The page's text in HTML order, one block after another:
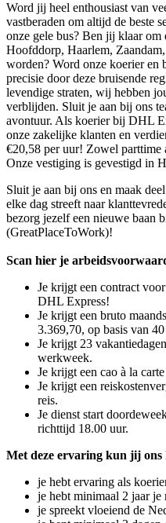
Word jij heel enthousiast van
vastberaden om altijd de beste
onze gele bus? Ben jij klaar
Hoofddorp, Haarlem,
worden? Word onze koerier en
precisie door deze bruisende
levendige straten, wij hebben
verblijden. Sluit je aan bij ons
avontuur. Als koerier bij DHL
onze zakelijke klanten en
€20,58 per uur! Zowel
Onze vestiging is gevestigd in
Sluit je aan bij ons en maak
elke dag streeft naar
bezorg jezelf een nieuwe baan
(GreatPlaceToWork)!
Scan hier je
Je krijgt een contract
DHL Express!
Je krijgt een bruto
3.369,70, op basis van
Je krijgt 23
werkweek.
Je krijgt een cao à la
Je krijgt een
reis.
Je dienst start
richttijd 18.00 uur.
Met deze ervaring kun jij ons
je hebt ervaring als
je hebt minimaal 2 jaar
je spreekt vloeiend de